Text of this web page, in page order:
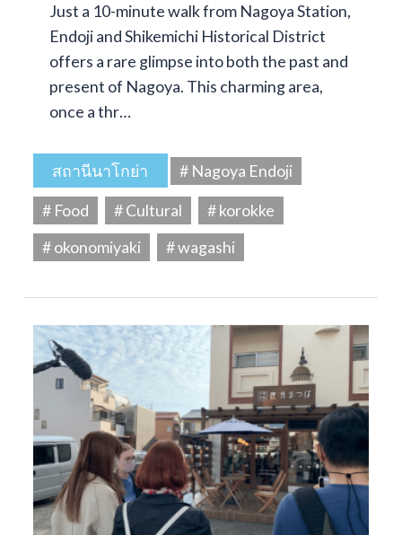
Just a 10-minute walk from Nagoya Station,
Endoji and Shikemichi Historical District
offers a rare glimpse into both the past and
present of Nagoya. This charming area,
once a thr…
สถานีนาโกย่า
# Nagoya Endoji
# Food
# Cultural
# korokke
# okonomiyaki
# wagashi